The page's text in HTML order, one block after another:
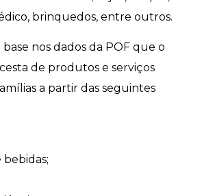
brinquedos, entre outros.
nos dados da POF que o
de produtos e serviços
a partir das seguintes